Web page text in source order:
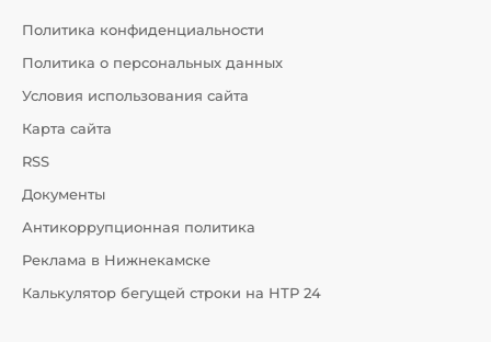
Политика конфиденциальности
Политика о персональных данных
Условия использования сайта
Карта сайта
RSS
Документы
Антикоррупционная политика
Реклама в Нижнекамске
Калькулятор бегущей строки на НТР 24